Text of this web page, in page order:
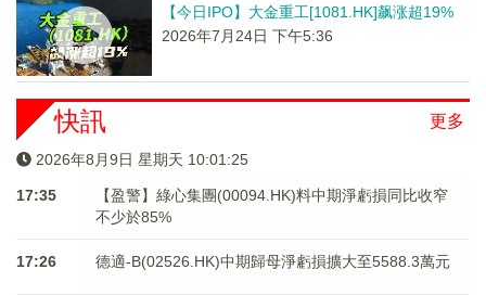
【今日IPO】大金重工[1081.HK]飙涨超19%
2026年7月24日 下午5:36
更多
快訊
2026年8月9日 星期天 10:01:25
17:35
【盈警】綠心集團(00094.HK)料中期淨虧損同比收窄
不少於85%
17:26 德適-B(02526.HK)中期歸母淨虧損擴大至5588.3萬元